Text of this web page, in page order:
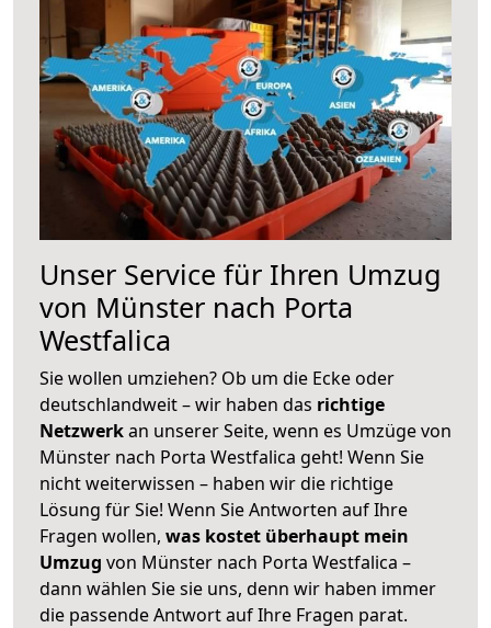
Unser Service für Ihren Umzug
von Münster nach Porta
Westfalica
Sie wollen umziehen? Ob um die Ecke oder
deutschlandweit – wir haben das richtige
Netzwerkan unserer Seite, wenn es Umzüge von
Münster nach Porta Westfalica geht! Wenn Sie
nicht weiterwissen – haben wir die richtige
Lösung für Sie! Wenn Sie Antworten auf Ihre
Fragen wollen, was kostet überhaupt mein
Umzug von Münster nach Porta Westfalica –
dann wählen Sie sie uns, denn wir haben immer
die passende Antwort auf Ihre Fragen parat.